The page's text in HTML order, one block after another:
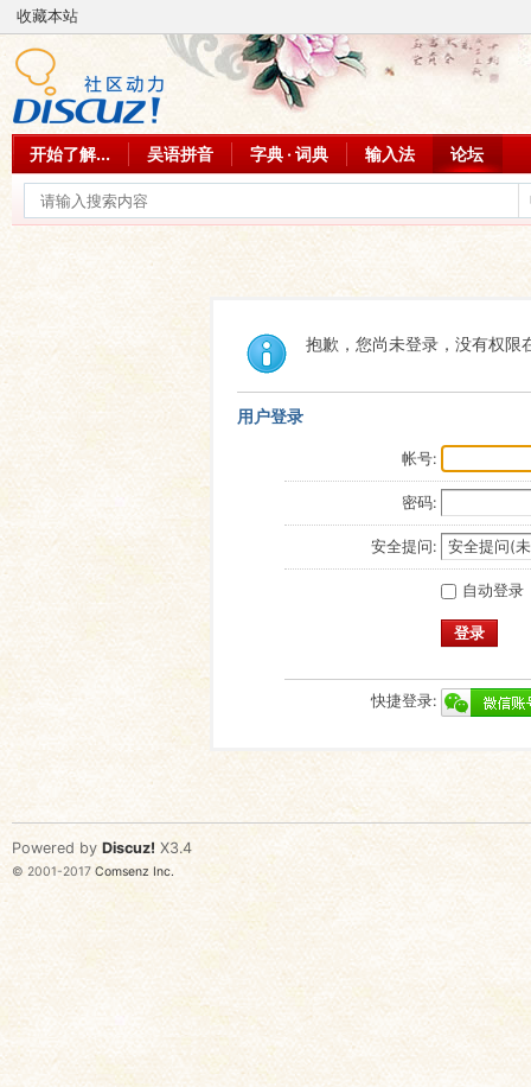
收藏本站
开始了解... 吴语拼音 字典 · 词典 输入法 论坛
抱歉，您尚未登录，没有权限
用户登录
帐号:
密码:
安全提问:
自动登录
登录
快捷登录:
Powered by Discuz! X3.4
© 2001-2017 Comsenz Inc.